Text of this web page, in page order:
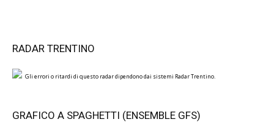
RADAR TRENTINO
Gli errori o ritardi di questo radar dipendono dai sistemi Radar Trentino.
GRAFICO A SPAGHETTI (ENSEMBLE GFS)